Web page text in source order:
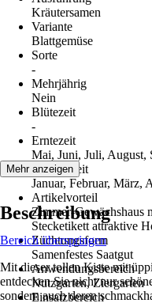
Kräutersamen
Variante
Blattgemüse
Sorte
-
Mehrjährig
Nein
Blütezeit
-
Erntezeit
Mai, Juni, Juli, August,
Aussaatzeit
Januar, Februar, März,
Artikelvorteil
Zimmer-Gewächshaus
Stecketikett attraktive
Züchtungsform
Samenfestes Saatgut
Anwendungsbereich
Nutzgarten, Ziergarten
Einsatzbereich
Mehr anzeigen
Beschreibung
Bereich überspringen
Mit dieser tollen Kiste mit
entdecken Sie nicht nur
sondern auch deren